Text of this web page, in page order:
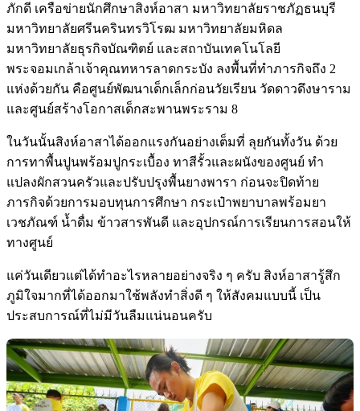
ภักดี เครือข่ายนักศึกษาสิงห์อาสา มหาวิทยาลัยราชภัฏธนบุรี
มหาวิทยาลัยศรีนครินทรวิโรฒ มหาวิทยาลัยมหิดล
มหาวิทยาลัยธุรกิจบัณฑิตย์ และสถาบันเทคโนโลยี
พระจอมเกล้าเจ้าคุณทหารลาดกระบัง ลงพื้นที่ทำภารกิจถึง 2
แห่งด้วยกัน คือศูนย์พัฒนาเด็กเล็กก่อนวัยเรียน วัดดาวดึงษาราม
และศูนย์สร้างโอกาสเด็กสะพานพระราม 8
ในวันนั้นสิงห์อาสาได้ออกแรงกันอย่างเต็มที่ ลุยกันทั้งวัน ด้วย
การทาพื้นปูนพร้อมปูกระเบื้อง ทาสีรั้วและผนังของศูนย์ ทำ
แปลงผักสวนครัวและปรับปรุงพื้นยางพารา ก่อนจะปิดท้าย
ภารกิจด้วยการมอบทุนการศึกษา กระเป๋าพยาบาลพร้อมยา
เวชภัณฑ์ น้ำดื่ม ข้าวสารพันดี และอุปกรณ์การเรียนการสอนให้
ทางศูนย์
แค่วันเดียวแต่ได้ทำอะไรหลายอย่างจริง ๆ ครับ สิงห์อาสารู้สึก
ภูมิใจมากที่ได้ออกมาใช้พลังทำสิ่งดี ๆ ให้สังคมแบบนี้ เป็น
ประสบการณ์ที่ไม่มีวันลืมแน่นอนครับ